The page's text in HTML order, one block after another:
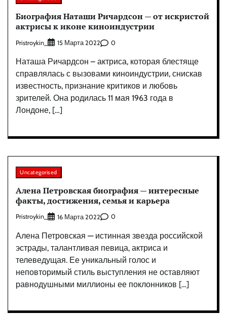
Биография Наташи Ричардсон — от искристой
актрисы к иконе киноиндустрии
Pristroykin_ 15 Марта 2022 0
Наташа Ричардсон – актриса, которая блестяще
справлялась с вызовами киноиндустрии, снискав
известность, признание критиков и любовь
зрителей. Она родилась 11 мая 1963 года в
Лондоне, […]
Uncategorised
Алена Петровская биография — интересные
факты, достижения, семья и карьера
Pristroykin_ 16 Марта 2022 0
Алена Петровская — истинная звезда российской
эстрады, талантливая певица, актриса и
телеведущая. Ее уникальный голос и
неповторимый стиль выступления не оставляют
равнодушными миллионы ее поклонников […]